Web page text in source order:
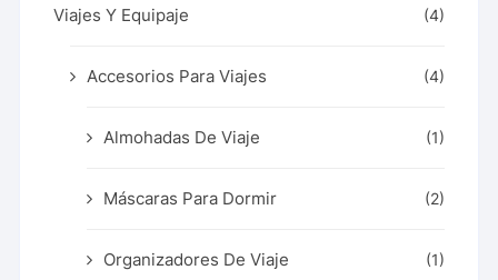
Viajes Y Equipaje (4)
Accesorios Para Viajes (4)
Almohadas De Viaje (1)
Máscaras Para Dormir (2)
Organizadores De Viaje (1)